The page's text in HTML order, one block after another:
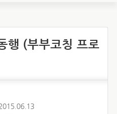
행 (부부코칭 프로